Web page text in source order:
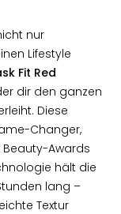
nur
Lifestyle
Fit Red
dir den ganzen
Diese
Changer,
Awards
hält die
lang –
Textur